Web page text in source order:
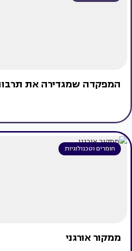
המפקדה שמגדירה את
חומרים וטכנולוגיות
ממקור אורגני